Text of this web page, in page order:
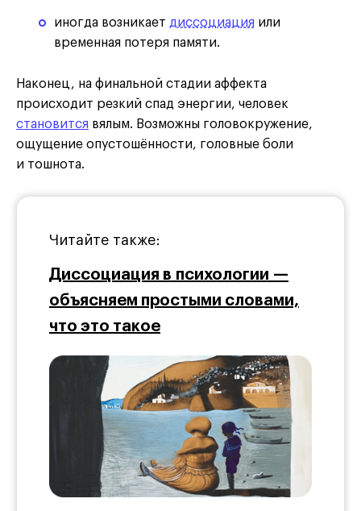
иногда возникает диссоциация или
временная потеря памяти.
Наконец, на финальной стадии аффекта
происходит резкий спад энергии, человек
становится вялым. Возможны головокружение,
ощущение опустошённости, головные боли
и тошнота.
Читайте также:
Диссоциация в психологии —
объясняем простыми словами,
что это такое